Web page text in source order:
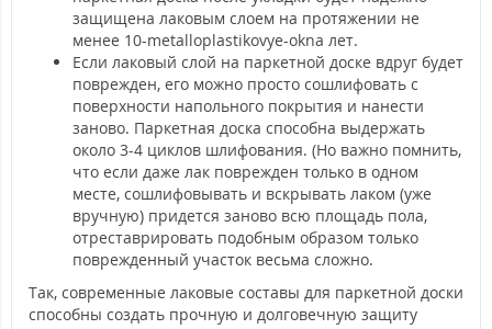
защищена лаковым слоем на протяжении не
менее 10-metalloplastikovye-okna лет.
Если лаковый слой на паркетной доске вдруг будет
поврежден, его можно просто сошлифовать с
поверхности напольного покрытия и нанести
заново. Паркетная доска способна выдержать
около 3-4 циклов шлифования. (Но важно помнить,
что если даже лак поврежден только в одном
месте, сошлифовывать и вскрывать лаком (уже
вручную) придется заново всю площадь пола,
отреставрировать подобным образом только
поврежденный участок весьма сложно.
Так, современные лаковые составы для паркетной доски
способны создать прочную и долговечную защиту